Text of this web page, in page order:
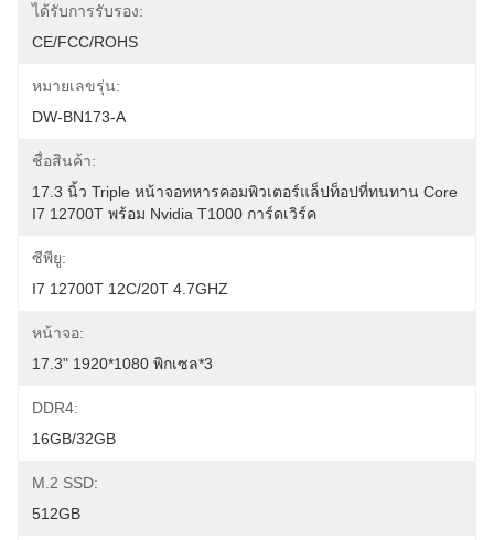
ได้รับการรับรอง:
CE/FCC/ROHS
หมายเลขรุ่น:
DW-BN173-A
ชื่อสินค้า:
17.3 นิ้ว Triple หน้าจอทหารคอมพิวเตอร์แล็ปท็อปที่ทนทาน Core
I7 12700T พร้อม Nvidia T1000 การ์ดเวิร์ค
ซีพียู:
I7 12700T 12C/20T 4.7GHZ
หน้าจอ:
17.3" 1920*1080 พิกเซล*3
DDR4:
16GB/32GB
M.2 SSD:
512GB